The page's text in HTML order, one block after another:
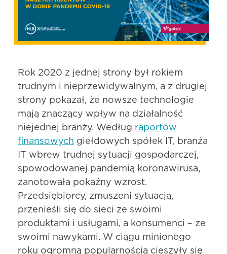
Rok 2020 z jednej strony był rokiem
trudnym i nieprzewidywalnym, a z drugiej
strony pokazał, że nowsze technologie
mają znaczący wpływ na działalność
niejednej branży. Według raportów
finansowych giełdowych spółek IT, branża
IT wbrew trudnej sytuacji gospodarczej,
spowodowanej pandemią koronawirusa,
zanotowała pokaźny wzrost.
Przedsiębiorcy, zmuszeni sytuacją,
przenieśli się do sieci ze swoimi
produktami i usługami, a konsumenci – ze
swoimi nawykami. W ciągu minionego
roku ogromną popularnością cieszyły się